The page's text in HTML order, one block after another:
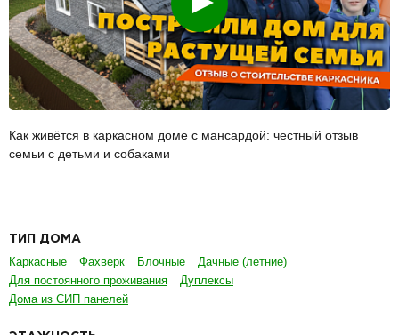
Как живётся в каркасном доме с мансардой: честный отзыв
семьи с детьми и собаками
ТИП ДОМА
Каркасные Фахверк Блочные
Дачные (летние)
Для постоянного проживания
Дуплексы
Дома из СИП панелей